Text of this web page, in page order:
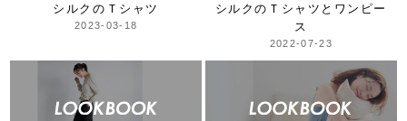
シルクのＴシャツ
2023-03-18
シルクのＴシャツとワンピー
ス
2022-07-23